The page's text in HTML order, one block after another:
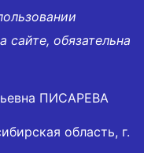
сайте, обязательна
ПИСАРЕВА
область, г.